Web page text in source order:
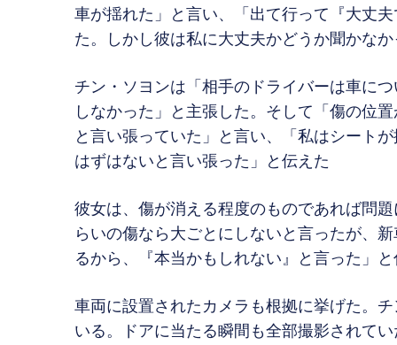
車が揺れた」と言い、「出て行って『大丈
た。しかし彼は私に大丈夫かどうか聞かな
チン・ソヨンは「相手のドライバーは車に
しなかった」と主張した。そして「傷の位
と言い張っていた」と言い、「私はシート
はずはないと言い張った」と伝えた
彼女は、傷が消える程度のものであれば問
らいの傷なら大ごとにしないと言ったが、
るから、『本当かもしれない』と言った」
車両に設置されたカメラも根拠に挙げた。
いる。ドアに当たる瞬間も全部撮影されて